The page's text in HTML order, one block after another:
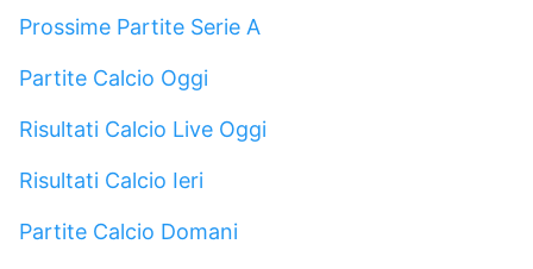
Prossime Partite Serie A
Partite Calcio Oggi
Risultati Calcio Live Oggi
Risultati Calcio Ieri
Partite Calcio Domani